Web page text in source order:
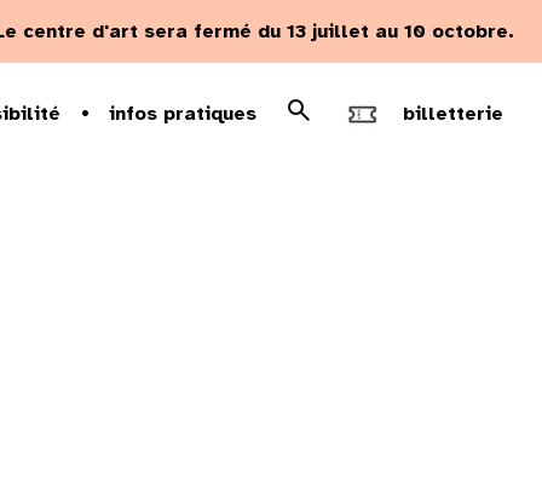
centre d'art sera fermé du 13 juillet au 10 octobre.
infos pratiques Recherche
Rechercher billetterie